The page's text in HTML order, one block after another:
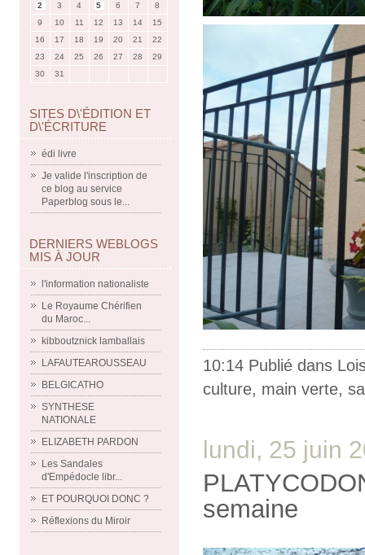
2
3 4 5 6 7
8
9
10 11 12 13 14
15
16
17 18 19 20 21
22
23
24 25 26 27 28
29
30
31
SITES D\'ÉDITION ET
D\'ÉCRITURE
édi livre
Je valide l'inscription de
ce blog au service
Paperblog sous le...
DERNIERS WEBLOGS
MIS À JOUR
l'information nationaliste
Le Royaume Chérifien
du Maroc...
kibboutznick lamballais
LAFAUTEAROUSSEAU
BELGICATHO
SYNTHESE
NATIONALE
ELIZABETH PARDON
Les Sandales
d'Empédocle libr...
ET POURQUOI DONC ?
Réflexions du Miroir
10:14 Publié dans
culture, main verte,
lundi, 25 juin
semaine